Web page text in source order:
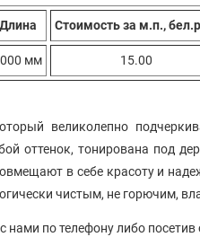
Длина Стоимость за м.п.,
мм 15.00
великолепно
оттенок, тонирована под
в себе красоту и
чистым, не горючим,
нами по телефону либо